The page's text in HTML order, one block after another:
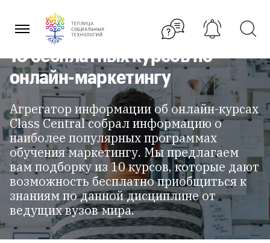
содержанию
10 бесплатных курсов по
онлайн-маркетингу
Агрегатор информации об онлайн-курсах
Class Central собрал информацию о
наиболее популярных программах
обучения маркетингу. Мы предлагаем
вам подборку из 10 курсов, которые дают
возможность бесплатно приобщиться к
знаниям по данной дисциплине от
ведущих вузов мира.